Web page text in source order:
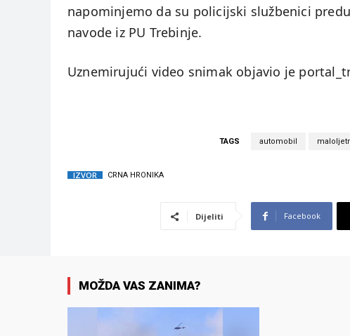
napominjemo da su policijski službenici
navode iz PU Trebinje.
Uznemirujući video snimak objavio je
TAGS automobil
IZVOR CRNA HRONIKA
Dijeliti Facebook
MOŽDA VAS ZANIMA?